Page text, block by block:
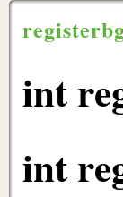
int
int